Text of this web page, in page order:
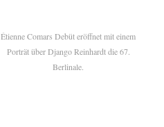
Étienne Comars Debüt eröffnet mit einem
Porträt über Django Reinhardt die 67.
Berlinale.